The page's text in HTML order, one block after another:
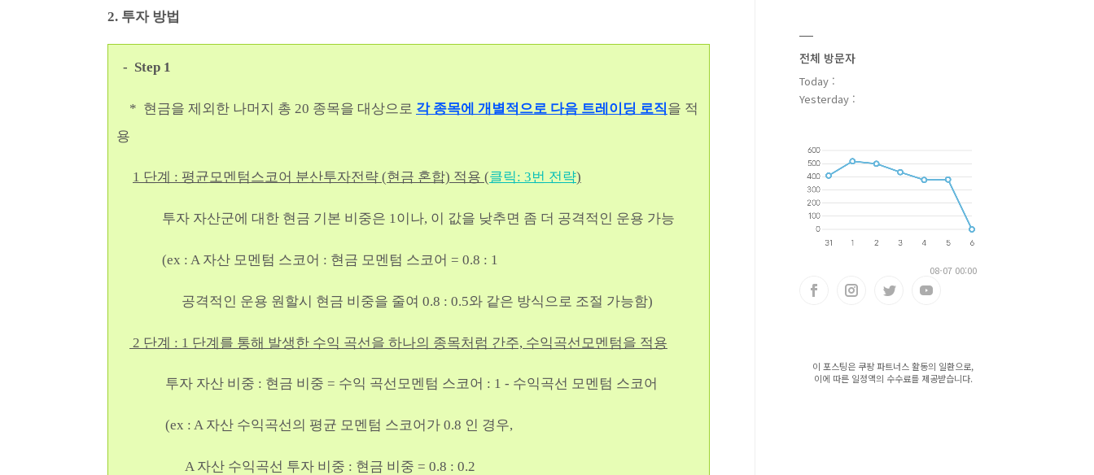
2. 투자 방법
- Step 1
* 현금을 제외한 나머지 총 20 종목을 대상으로 각 종목에 개별적으로 다음 트레이딩 로직을 적
용
1 단계 : 평균모멘텀스코어 분산투자전략 (현금 혼합) 적용 (클릭: 3번 전략)
투자 자산군에 대한 현금 기본 비중은 1이나, 이 값을 낮추면 좀 더 공격적인 운용 가능
(ex : A 자산 모멘텀 스코어 : 현금 모멘텀 스코어 = 0.8 : 1
공격적인 운용 원할시 현금 비중을 줄여 0.8 : 0.5와 같은 방식으로 조절 가능함)
2 단계 : 1 단계를 통해 발생한 수익 곡선을 하나의 종목처럼 간주, 수익곡선모멘텀을 적용
투자 자산 비중 : 현금 비중 = 수익 곡선모멘텀 스코어 : 1 - 수익곡선 모멘텀 스코어
(ex : A 자산 수익곡선의 평균 모멘텀 스코어가 0.8 인 경우,
A 자산 수익곡선 투자 비중 : 현금 비중 = 0.8 : 0.2
전체 방문자
Today :
Yesterday :
08-07 00:00
이 포스팅은 쿠팡 파트너스 활동의 일환으로,
이에 따른 일정액의 수수료를 제공받습니다.